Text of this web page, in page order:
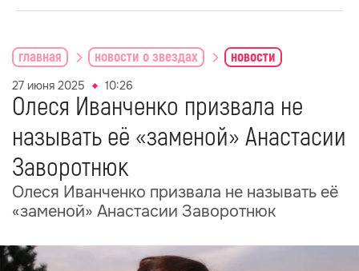
главная новости о звездах новости
27 июня 2025 10:26
Олеся Иванченко призвала не
называть её «заменой» Анастасии
Заворотнюк
Олеся Иванченко призвала не называть её
«заменой» Анастасии Заворотнюк